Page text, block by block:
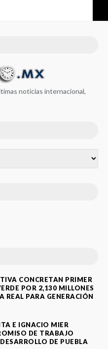
noticias internacional,
CONCRETAN PRIMER
POR 2,130 MILLONES
REAL PARA GENERACIÓN
E IGNACIO MIER
DE TRABAJO
DE PUEBLA